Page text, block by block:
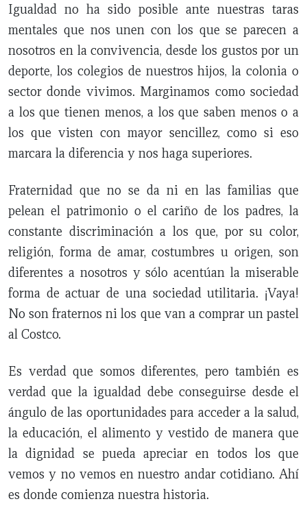
Igualdad no ha sido posible ante nuestras taras
mentales que nos unen con los que se parecen a
nosotros en la convivencia, desde los gustos por un
deporte, los colegios de nuestros hijos, la colonia o
sector donde vivimos. Marginamos como sociedad
a los que tienen menos, a los que saben menos o a
los que visten con mayor sencillez, como si eso
marcara la diferencia y nos haga superiores.
Fraternidad que no se da ni en las familias que
pelean el patrimonio o el cariño de los padres, la
constante discriminación a los que, por su color,
religión, forma de amar, costumbres u origen, son
diferentes a nosotros y sólo acentúan la miserable
forma de actuar de una sociedad utilitaria. ¡Vaya!
No son fraternos ni los que van a comprar un pastel
al Costco.
Es verdad que somos diferentes, pero también es
verdad que la igualdad debe conseguirse desde el
ángulo de las oportunidades para acceder a la salud,
la educación, el alimento y vestido de manera que
la dignidad se pueda apreciar en todos los que
vemos y no vemos en nuestro andar cotidiano. Ahí
es donde comienza nuestra historia.